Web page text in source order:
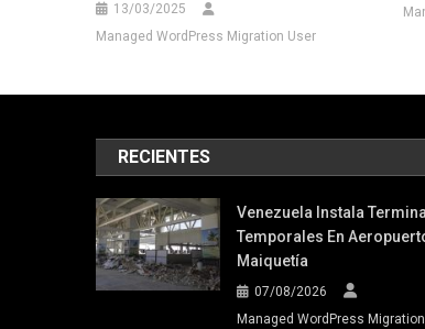
13/03/2025
Managed WordPress Migration User
RECIENTES
Venezuela Instala
Temporales En
Maiquetía
07/08/2026
Managed WordPress